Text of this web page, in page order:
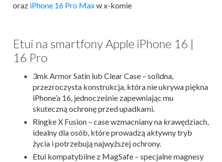
oraz iPhone 16 Pro Maxw x-komie
Etui na smartfony Apple iPhone 16 |
16 Pro
3mk Armor Satin lub Clear Case – solidna,
przezroczysta konstrukcja, która nie ukrywa piękna
iPhone’a 16, jednocześnie zapewniając mu
skuteczną ochronę przed upadkami.
Ringke X Fusion – case wzmacniany na krawędziach,
idealny dla osób, które prowadzą aktywny tryb
życia i potrzebują najwyższej ochrony.
Etui kompatybilne z MagSafe – specjalne magnesy